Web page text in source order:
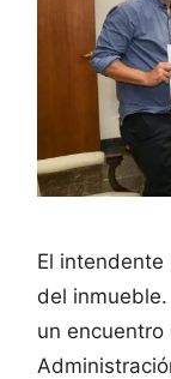
El
del
un encuentro